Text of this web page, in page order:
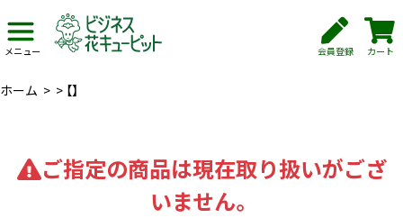
メニュー 会員登録 カート
ホーム > > 【】
ご指定の商品は現在取り扱いがござ
いません。